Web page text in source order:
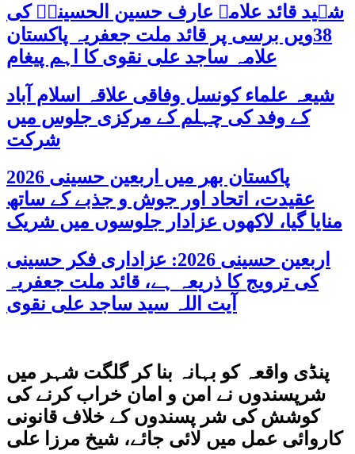
شہید قائد علامہ عارف حسین الحسینیؒ کی
38ویں برسی پر قائد ملت جعفریہ پاکستان
علامہ ساجد علی نقوی کا اہم پیغام
شیعہ علماء کونسل وفاقی علاقہ اسلام آباد
کے وفد کی چہلم کے مرکزی جلوس میں
شرکت
پاکستان بھر میں اربعین حسینی 2026
عقیدت، اتحاد اور جوش و جذبے کے ساتھ
منایا گیا، لاکھوں عزادار جلوسوں میں شریک
اربعین حسینی 2026: عزاداری فکر حسینی
کی ترویج کا ذریعہ ہے، قائد ملت جعفریہ
آیت اللہ سید ساجد علی نقوی
پنڈی واقعہ کو بہانہ بنا کر گلگت شہر میں
شرپسندوں نے امن و امان خراب کرنے کی
کوشش کی شر پسندوں کے خلاف قانونی
کاروائی عمل میں لائی جائے، شیخ مرزا علی